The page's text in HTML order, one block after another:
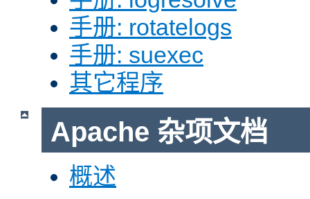
手册: rotatelogs
手册: suexec
其它程序
Apache 杂项文档
概述